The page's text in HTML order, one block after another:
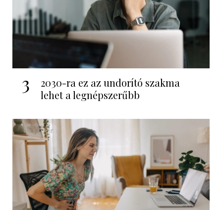
3
2030-ra ez az undorító szakma
lehet a legnépszerűbb